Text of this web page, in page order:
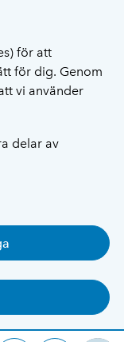
för att
för dig. Genom
vi använder
delar av